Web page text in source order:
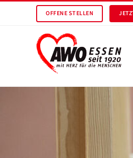
OFFENE STELLEN